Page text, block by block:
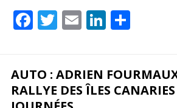
F
b
o
T
er
E
l
Li
e
dI
g
er
AUTO : ADRIEN
RALLYE DES ÎLES